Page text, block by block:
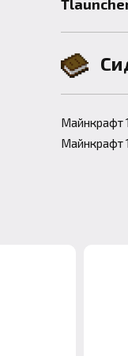
Майнкрафт
Майнкрафт